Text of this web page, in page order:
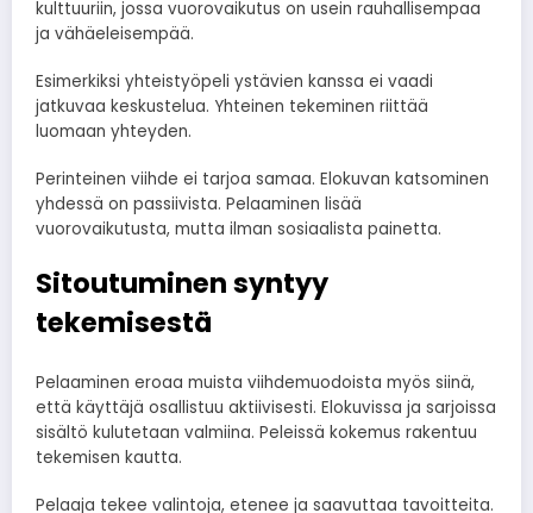
kulttuuriin, jossa vuorovaikutus on usein rauhallisempaa
ja vähäeleisempää.
Esimerkiksi yhteistyöpeli ystävien kanssa ei vaadi
jatkuvaa keskustelua. Yhteinen tekeminen riittää
luomaan yhteyden.
Perinteinen viihde ei tarjoa samaa. Elokuvan katsominen
yhdessä on passiivista. Pelaaminen lisää
vuorovaikutusta, mutta ilman sosiaalista painetta.
Sitoutuminen syntyy
tekemisestä
Pelaaminen eroaa muista viihdemuodoista myös siinä,
että käyttäjä osallistuu aktiivisesti. Elokuvissa ja sarjoissa
sisältö kulutetaan valmiina. Peleissä kokemus rakentuu
tekemisen kautta.
Pelaaja tekee valintoja, etenee ja saavuttaa tavoitteita.